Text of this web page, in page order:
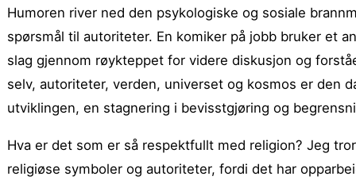
Humoren river ned den psykologiske og sosiale
spørsmål til autoriteter. En komiker på jobb bruker et
slag gjennom røykteppet for videre diskusjon og
selv, autoriteter, verden, universet og kosmos er den
utviklingen, en stagnering i bevisstgjøring og
Hva er det som er så respektfullt med religion? Jeg
religiøse symboler og autoriteter, fordi det har